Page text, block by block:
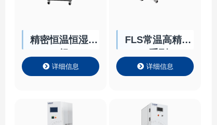
精密恒温恒湿机
详细信息
FLS常温高精度
详细信息